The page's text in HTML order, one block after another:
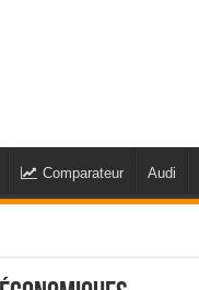
Comparateur Audi